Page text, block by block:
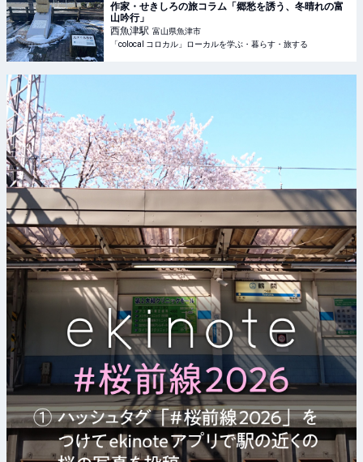
作家・せきしろの旅コラム「郷愁を誘う、冬晴れの富
山吟行」
西魚津駅 富山県魚津市
「colocal コロカル」ローカルを学ぶ・暮らす・旅する